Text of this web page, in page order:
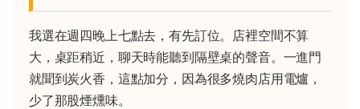
我選在週四晚上七點去，有先訂位。店裡空間不算
大，桌距稍近，聊天時能聽到隔壁桌的聲音。一進門
就聞到炭火香，這點加分，因為很多燒肉店用電爐，
少了那股煙燻味。